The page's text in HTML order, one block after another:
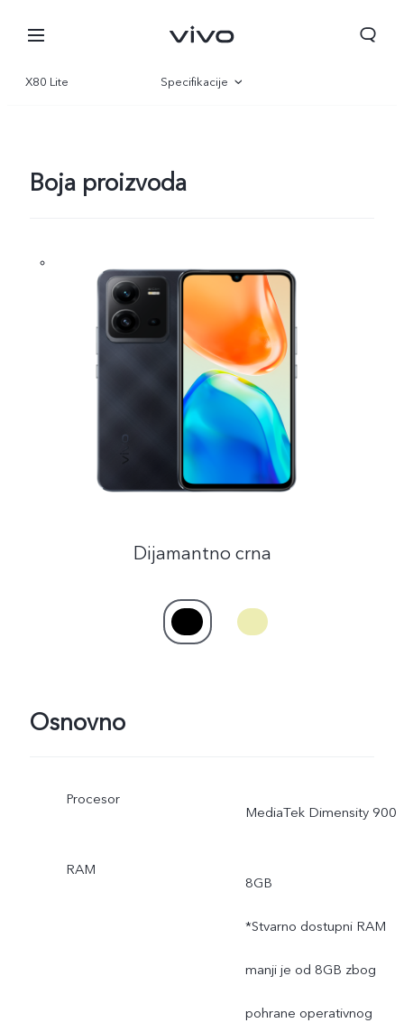
Croatia | Odaberite državu/regiju
X80 Lite Specifikacije
Boja proizvoda
Dijamantno crna
Osnovno
Procesor
MediaTek Dimensity 900
RAM
8GB
*Stvarno dostupni RAM
manji je od 8GB zbog
pohrane operativnog